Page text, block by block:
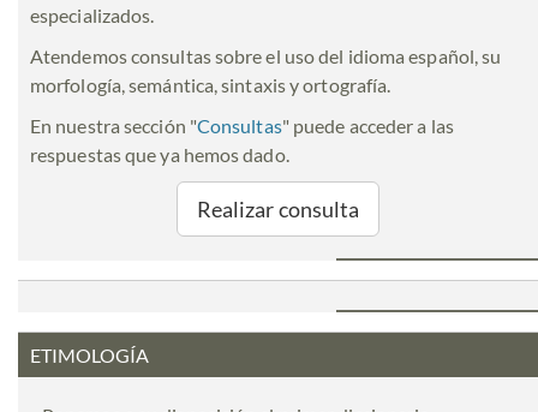
especializados.
Atendemos consultas sobre el uso del idioma español, su
morfología, semántica, sintaxis y ortografía.
En nuestra sección "Consultas" puede acceder a las
respuestas que ya hemos dado.
Realizar consulta
ETIMOLOGÍA